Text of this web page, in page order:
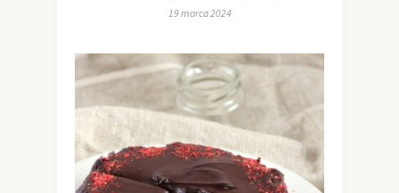
19 marca 2024